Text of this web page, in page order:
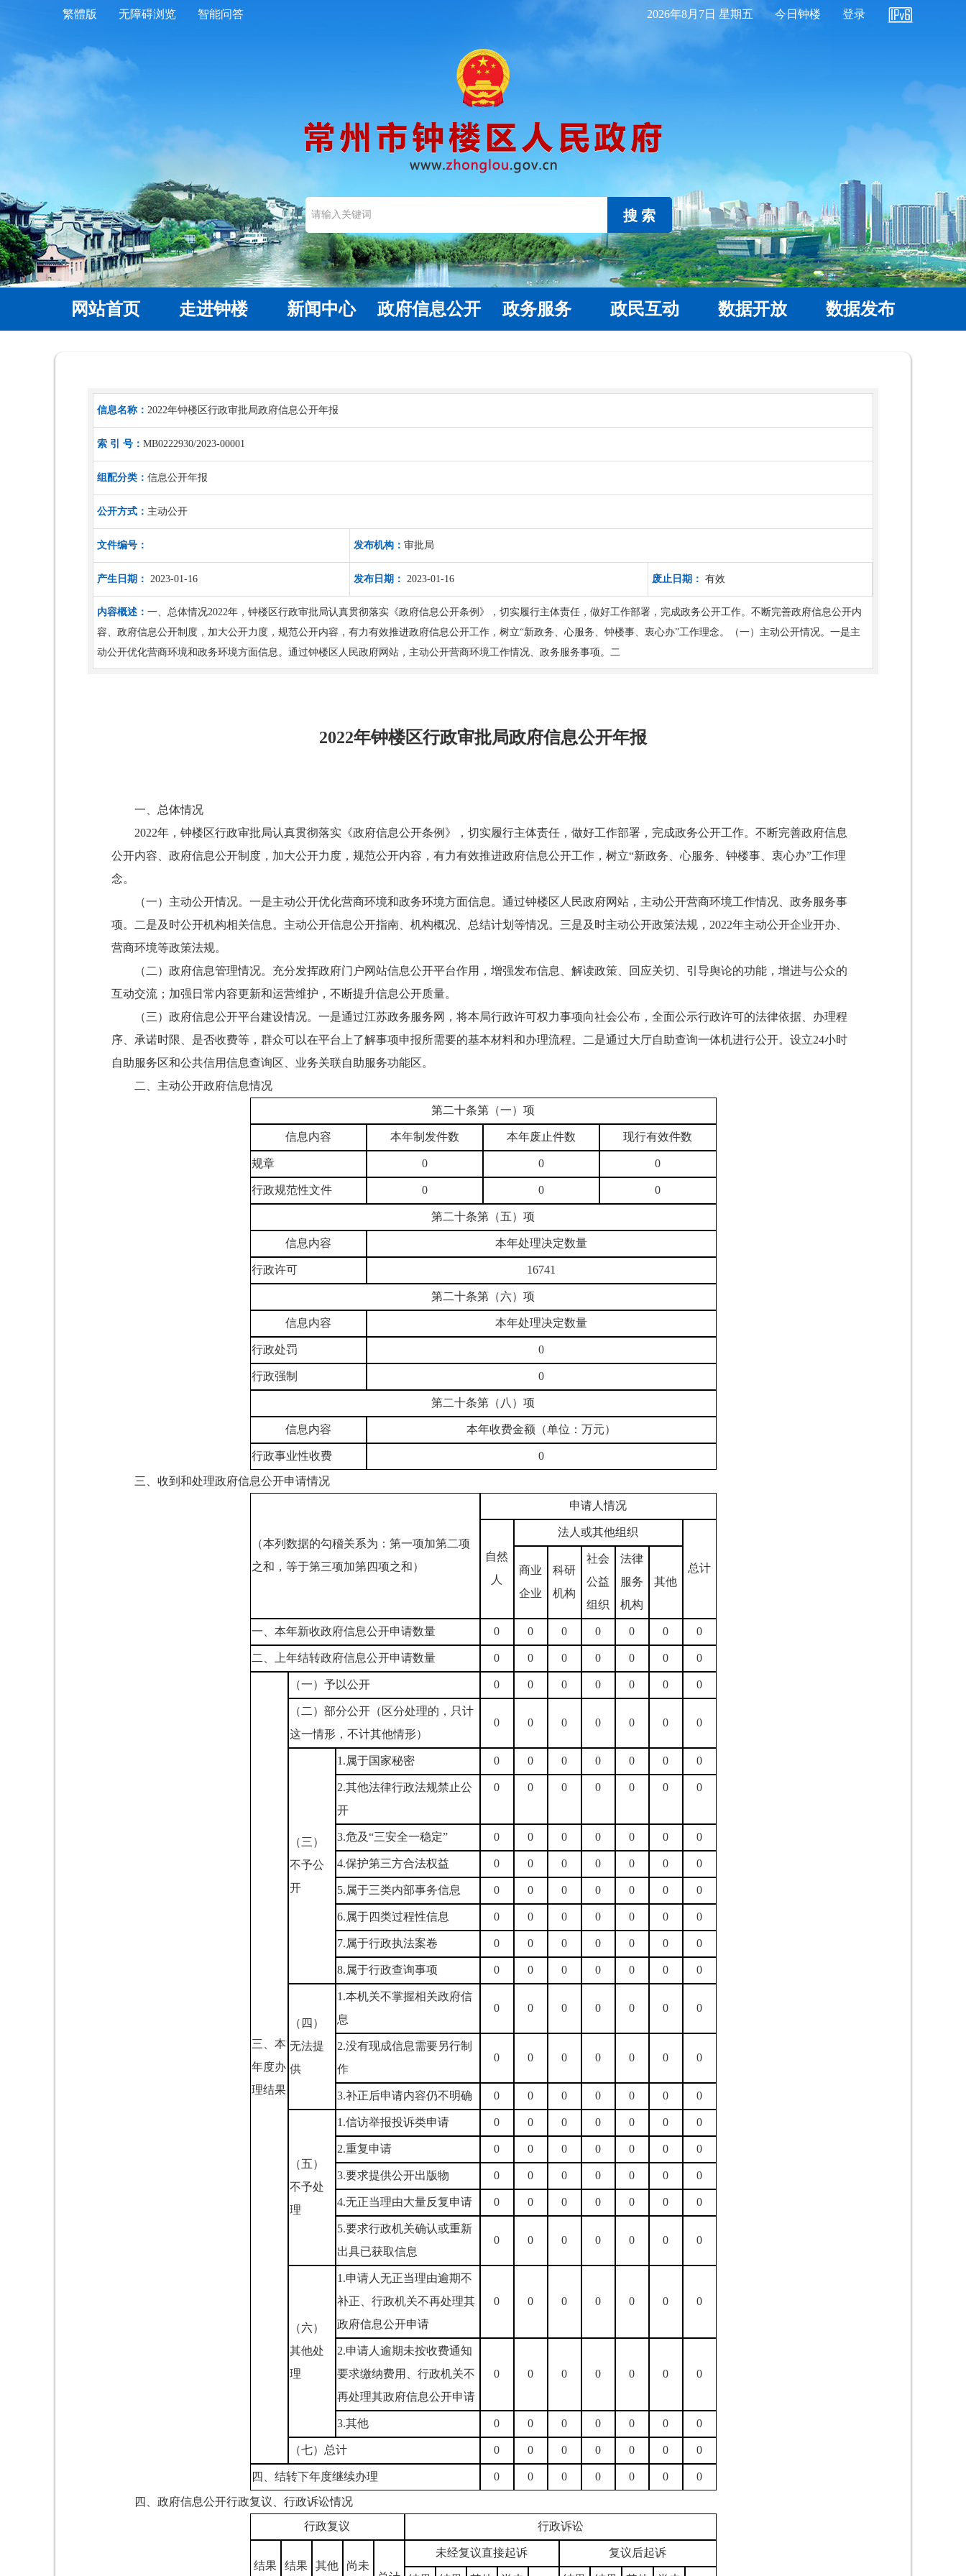
繁體版 无障碍浏览 智能问答 2026年8月7日 星期五 今日钟楼 登录
搜 索
网站首页 走进钟楼 新闻中心 政府信息公开 政务服务 政民互动 数据开放 数据发布
信息名称： 2022年钟楼区行政审批局政府信息公开年报
索 引 号： MB0222930/2023-00001
组配分类： 信息公开年报
公开方式： 主动公开
文件编号： 发布机构： 审批局
产生日期： 2023-01-16 发布日期： 2023-01-16 废止日期： 有效
内容概述： 一、总体情况2022年，钟楼区行政审批局认真贯彻落实《政府信息公开条例》，切实履行主体责任，做好工作部署，完成政务公开工作。不断完善政府信息公开内
容、政府信息公开制度，加大公开力度，规范公开内容，有力有效推进政府信息公开工作，树立“新政务、心服务、钟楼事、衷心办”工作理念。（一）主动公开情况。一是主
动公开优化营商环境和政务环境方面信息。通过钟楼区人民政府网站，主动公开营商环境工作情况、政务服务事项。二
2022年钟楼区行政审批局政府信息公开年报
一、总体情况
2022年，钟楼区行政审批局认真贯彻落实《政府信息公开条例》，切实履行主体责任，做好工作部署，完成政务公开工作。不断完善政府信息
公开内容、政府信息公开制度，加大公开力度，规范公开内容，有力有效推进政府信息公开工作，树立“新政务、心服务、钟楼事、衷心办”工作理
念。
（一）主动公开情况。一是主动公开优化营商环境和政务环境方面信息。通过钟楼区人民政府网站，主动公开营商环境工作情况、政务服务事
项。二是及时公开机构相关信息。主动公开信息公开指南、机构概况、总结计划等情况。三是及时主动公开政策法规，2022年主动公开企业开办、
营商环境等政策法规。
（二）政府信息管理情况。充分发挥政府门户网站信息公开平台作用，增强发布信息、解读政策、回应关切、引导舆论的功能，增进与公众的
互动交流；加强日常内容更新和运营维护，不断提升信息公开质量。
（三）政府信息公开平台建设情况。一是通过江苏政务服务网，将本局行政许可权力事项向社会公布，全面公示行政许可的法律依据、办理程
序、承诺时限、是否收费等，群众可以在平台上了解事项申报所需要的基本材料和办理流程。二是通过大厅自助查询一体机进行公开。设立24小时
自助服务区和公共信用信息查询区、业务关联自助服务功能区。
二、主动公开政府信息情况
第二十条第（一）项
信息内容 本年制发件数 本年废止件数 现行有效件数
规章 0 0 0
行政规范性文件 0 0 0
第二十条第（五）项
信息内容 本年处理决定数量
行政许可 16741
第二十条第（六）项
信息内容 本年处理决定数量
行政处罚 0
行政强制 0
第二十条第（八）项
信息内容 本年收费金额（单位：万元）
行政事业性收费 0
三、收到和处理政府信息公开申请情况
（本列数据的勾稽关系为：第一项加第二项
之和，等于第三项加第四项之和）
申请人情况
自然
人
法人或其他组织
总计
商业
企业
科研
机构
社会
公益
组织
法律
服务
机构
其他
一、本年新收政府信息公开申请数量 0 0 0 0 0 0 0
二、上年结转政府信息公开申请数量 0 0 0 0 0 0 0
三、本
年度办
理结果
（一）予以公开 0 0 0 0 0 0 0
（二）部分公开（区分处理的，只计
这一情形，不计其他情形）
0 0 0 0 0 0 0
（三）
不予公
开
1.属于国家秘密 0 0 0 0 0 0 0
2.其他法律行政法规禁止公
开
0 0 0 0 0 0 0
3.危及“三安全一稳定” 0 0 0 0 0 0 0
4.保护第三方合法权益 0 0 0 0 0 0 0
5.属于三类内部事务信息 0 0 0 0 0 0 0
6.属于四类过程性信息 0 0 0 0 0 0 0
7.属于行政执法案卷 0 0 0 0 0 0 0
8.属于行政查询事项 0 0 0 0 0 0 0
（四）
无法提
供
1.本机关不掌握相关政府信
息
0 0 0 0 0 0 0
2.没有现成信息需要另行制
作
0 0 0 0 0 0 0
3.补正后申请内容仍不明确 0 0 0 0 0 0 0
（五）
不予处
理
1.信访举报投诉类申请 0 0 0 0 0 0 0
2.重复申请 0 0 0 0 0 0 0
3.要求提供公开出版物 0 0 0 0 0 0 0
4.无正当理由大量反复申请 0 0 0 0 0 0 0
5.要求行政机关确认或重新
出具已获取信息
0 0 0 0 0 0 0
（六）
其他处
理
1.申请人无正当理由逾期不
补正、行政机关不再处理其
政府信息公开申请
0 0 0 0 0 0 0
2.申请人逾期未按收费通知
要求缴纳费用、行政机关不
再处理其政府信息公开申请
0 0 0 0 0 0 0
3.其他 0 0 0 0 0 0 0
（七）总计 0 0 0 0 0 0 0
四、结转下年度继续办理 0 0 0 0 0 0 0
四、政府信息公开行政复议、行政诉讼情况
行政复议 行政诉讼
结果 结果 其他
尚未
未经复议直接起诉 复议后起诉